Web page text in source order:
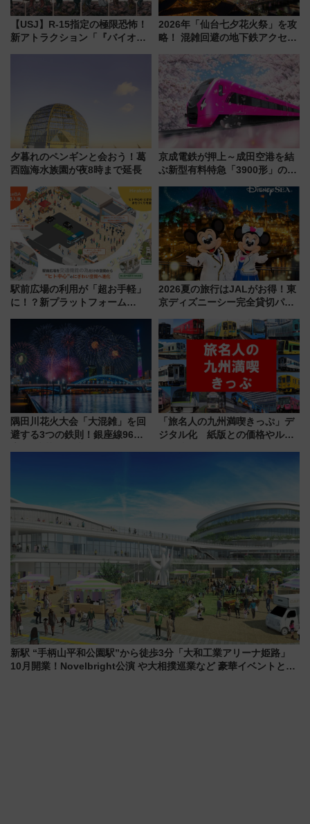
【USJ】R-15指定の極限恐怖！
新アトラクション「『バイオハ
2026年「仙台七夕花火祭」を攻
略！ 混雑回避の地下鉄アクセス
火前に楽しむ仙台観光ルートま
で解説！
夕暮れのペンギンと会おう！葛
西臨海水族園が夜8時まで延長
京成電鉄が押上～成田空港を結
ぶ新型有料特急「3900形」のコ
募集も実施
駅前広場の利用が「超お手軽」
に！？新プラットフォーム
マホで簡単申請 物販や演奏会な
どに【JR東日本】
2026夏の旅行はJALがお得！東
京ディズニーシー完全貸切パー
ーン始まる 条件は「夏の国内
線に2回搭乗」
隅田川花火大会「大混雑」を回
避する3つの鉄則！銀座線96本
「旅名人の九州満喫きっぷ」デ
ジタル化 紙版との価格やルー
新駅 “手柄山平和公園駅”から徒歩3分「大和工業アリーナ姫路」
10月開業！Novelbright公演 や大相撲巡業など 豪華イベントとア